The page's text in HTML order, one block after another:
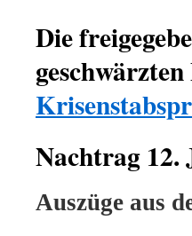
Die
Nachtrag 12.
Auszüge aus